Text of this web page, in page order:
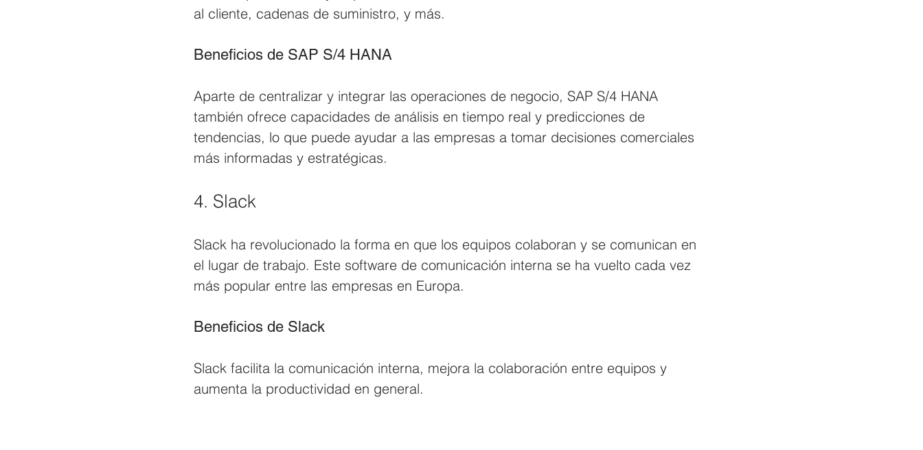
al cliente, cadenas de suministro, y más.
Beneficios de SAP S/4 HANA
Aparte de centralizar y integrar las operaciones de negocio, SAP S/4 HANA
también ofrece capacidades de análisis en tiempo real y predicciones de
tendencias, lo que puede ayudar a las empresas a tomar decisiones comerciales
más informadas y estratégicas.
4. Slack
Slack ha revolucionado la forma en que los equipos colaboran y se comunican en
el lugar de trabajo. Este software de comunicación interna se ha vuelto cada vez
más popular entre las empresas en Europa.
Beneficios de Slack
Slack facilita la comunicación interna, mejora la colaboración entre equipos y
aumenta la productividad en general.